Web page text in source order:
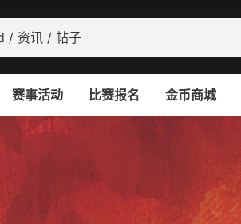
赛事活动 比赛报名 金币商城